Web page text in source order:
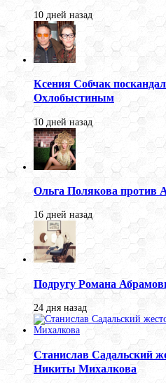
10 дней назад
Ксения Собчак
Охлобыстиным
10 дней назад
Ольга Полякова против
16 дней назад
Подругу Романа
24 дня назад
Станислав Садальский
Никиты Михалкова